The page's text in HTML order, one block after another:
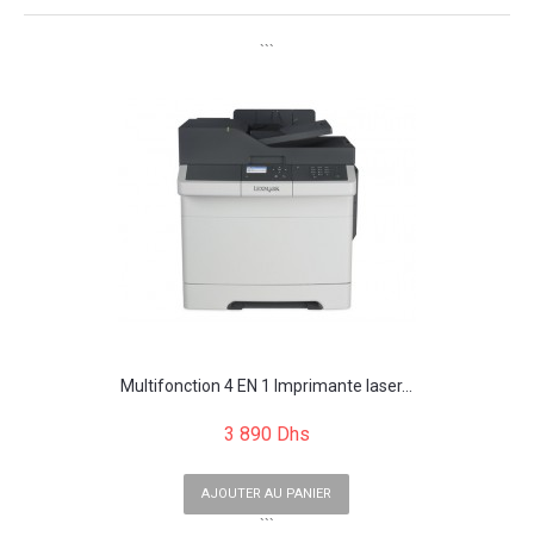
```
Multifonction 4 EN 1 Imprimante laser...
3 890 Dhs
AJOUTER AU PANIER
```